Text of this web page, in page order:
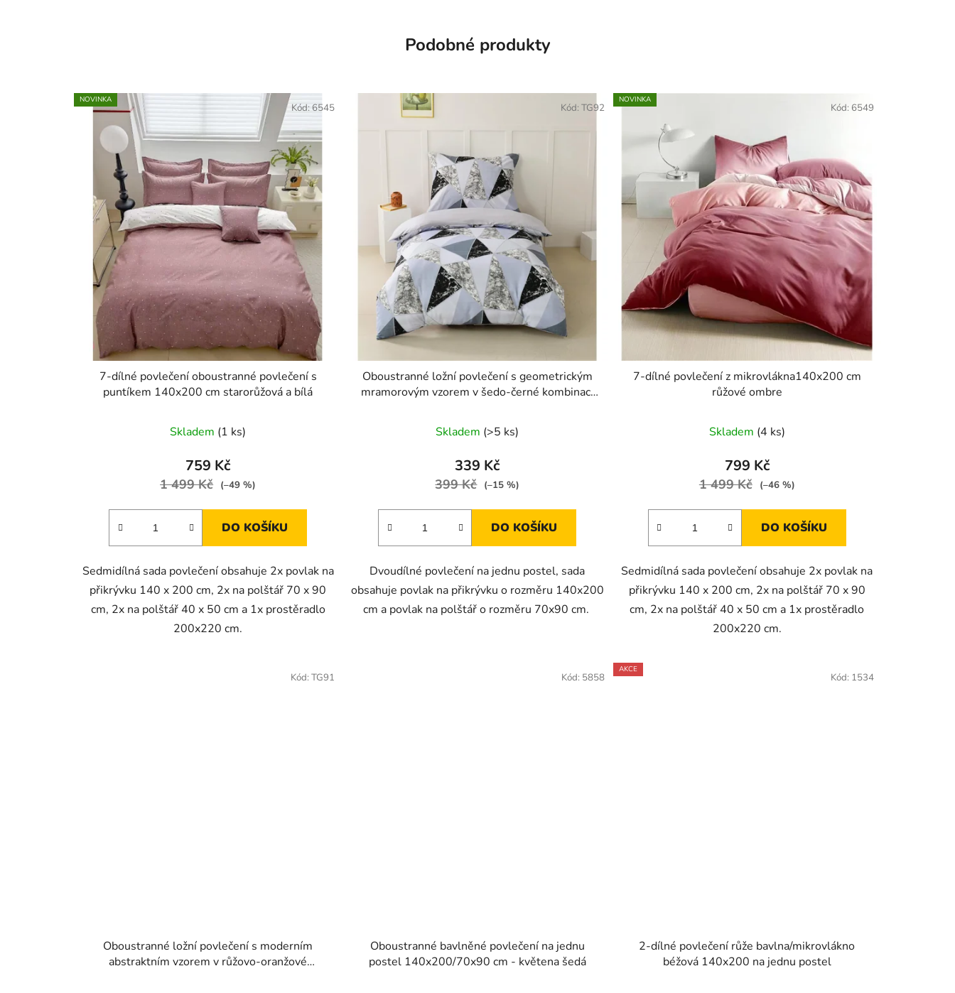
Podobné produkty
NOVINKA
7-dílné povlečení oboustranné povlečení s
puntíkem 140x200 cm starorůžová a bílá
Skladem (1 ks)
759 Kč
1 499 Kč (–49 %)
DO KOŠÍKU
Sedmidílná sada povlečení obsahuje 2x povlak na
přikrývku 140 x 200 cm, 2x na polštář 70 x 90
cm, 2x na polštář 40 x 50 cm a 1x prostěradlo
200x220 cm.
Kód:6545
Oboustranné ložní povlečení s geometrickým
mramorovým vzorem v šedo-černé kombinaci
Skladem (>5 ks)
339 Kč
399 Kč (–15 %)
DO KOŠÍKU
Dvoudílné povlečení na jednu postel, sada
obsahuje povlak na přikrývku o rozměru 140x200
cm a povlak na polštář o rozměru 70x90 cm.
Kód: TG92
NOVINKA
7-dílné povlečení z mikrovlákna140x200 cm
růžové ombre
Skladem (4 ks)
799 Kč
1 499 Kč (–46 %)
DO KOŠÍKU
Sedmidílná sada povlečení obsahuje 2x povlak na
přikrývku 140 x 200 cm, 2x na polštář 70 x 90
cm, 2x na polštář 40 x 50 cm a 1x prostěradlo
200x220 cm.
Kód: 6549
Oboustranné ložní povlečení s moderním
abstraktním vzorem v růžovo-oranžové
Kód:TG91
Oboustranné bavlněné povlečení na jednu
postel 140x200/70x90 cm - květena šedá
Kód: 5858
AKCE
2-dílné povlečení růže bavlna/mikrovlákno
béžová 140x200 na jednu postel
Kód: 1534